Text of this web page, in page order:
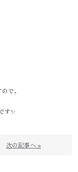
で、
す✨
次の記事へ »